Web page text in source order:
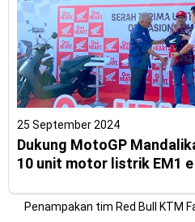
25 September 2024
Dukung MotoGP
10 unit motor listrik EM1 e
Penampakan tim Red Bull KTM